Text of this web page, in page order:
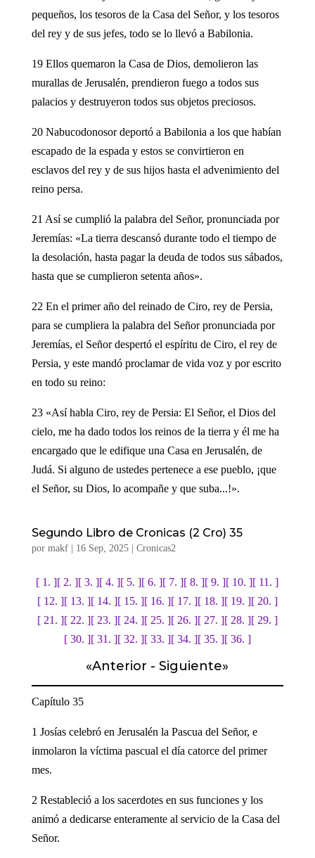
pequeños, los tesoros de la Casa del Señor, y los tesoros
del rey y de sus jefes, todo se lo llevó a Babilonia.
19 Ellos quemaron la Casa de Dios, demolieron las
murallas de Jerusalén, prendieron fuego a todos sus
palacios y destruyeron todos sus objetos preciosos.
20 Nabucodonosor deportó a Babilonia a los que habían
escapado de la espada y estos se convirtieron en
esclavos del rey y de sus hijos hasta el advenimiento del
reino persa.
21 Así se cumplió la palabra del Señor, pronunciada por
Jeremías: «La tierra descansó durante todo el tiempo de
la desolación, hasta pagar la deuda de todos sus sábados,
hasta que se cumplieron setenta años».
22 En el primer año del reinado de Ciro, rey de Persia,
para se cumpliera la palabra del Señor pronunciada por
Jeremías, el Señor despertó el espíritu de Ciro, el rey de
Persia, y este mandó proclamar de vida voz y por escrito
en todo su reino:
23 «Así habla Ciro, rey de Persia: El Señor, el Dios del
cielo, me ha dado todos los reinos de la tierra y él me ha
encargado que le edifique una Casa en Jerusalén, de
Judá. Si alguno de ustedes pertenece a ese pueblo, ¡que
el Señor, su Dios, lo acompañe y que suba...!».
Segundo Libro de Cronicas (2 Cro) 35
por makf| 16 Sep, 2025| Cronicas2
[ 1. ][ 2. ][ 3. ][ 4. ][ 5. ][ 6. ][ 7. ][ 8. ][ 9. ][ 10. ][ 11. ]
[ 12. ][ 13. ][ 14. ][ 15. ][ 16. ][ 17. ][ 18. ][ 19. ][ 20. ]
[ 21. ][ 22. ][ 23. ][ 24. ][ 25. ][ 26. ][ 27. ][ 28. ][ 29. ]
[ 30. ][ 31. ][ 32. ][ 33. ][ 34. ][ 35. ][ 36. ]
«Anterior -Siguiente»
Capítulo 35
1 Josías celebró en Jerusalén la Pascua del Señor, e
inmolaron la víctima pascual el día catorce del primer
mes.
2 Restableció a los sacerdotes en sus funciones y los
animó a dedicarse enteramente al servicio de la Casa del
Señor.